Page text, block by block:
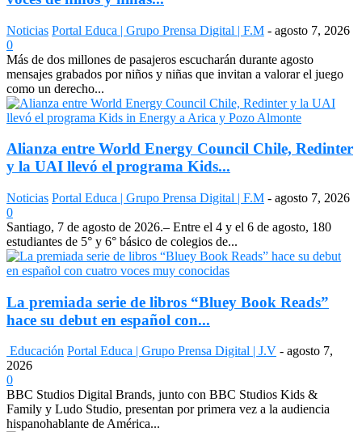
Noticias Portal Educa | Grupo Prensa Digital | F.M - agosto 7, 2026
0
Más de dos millones de pasajeros escucharán durante agosto
mensajes grabados por niños y niñas que invitan a valorar el juego
como un derecho...
Alianza entre World Energy Council Chile, Redinter
y la UAI llevó el programa Kids...
Noticias Portal Educa | Grupo Prensa Digital | F.M - agosto 7, 2026
0
Santiago, 7 de agosto de 2026.– Entre el 4 y el 6 de agosto, 180
estudiantes de 5° y 6° básico de colegios de...
La premiada serie de libros “Bluey Book Reads”
hace su debut en español con...
Educación Portal Educa | Grupo Prensa Digital | J.V - agosto 7,
2026
0
BBC Studios Digital Brands, junto con BBC Studios Kids &
Family y Ludo Studio, presentan por primera vez a la audiencia
hispanohablante de América...